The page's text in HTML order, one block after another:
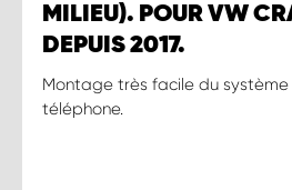
MILIEU). POUR VW
DEPUIS 2017.
Montage très facile du
téléphone.